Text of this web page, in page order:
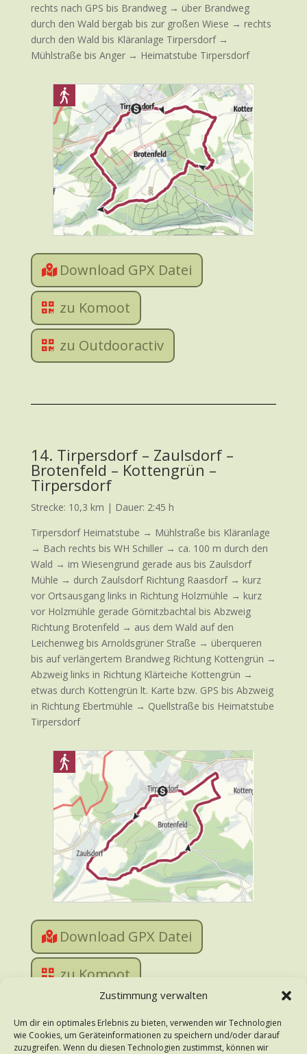
Zustimmung verwalten
Um dir ein optimales Erlebnis zu bieten, verwenden wir Technologien
wie Cookies, um Geräteinformationen zu speichern und/oder darauf
zuzugreifen. Wenn du diesen Technologien zustimmst, können wir
rechts nach GPS bis Brandweg → über Brandweg
durch den Wald bergab bis zur großen Wiese → rechts
durch den Wald bis Kläranlage Tirpersdorf →
Mühlstraße bis Anger → Heimatstube Tirpersdorf
Download GPX Datei
zu Komoot
zu Outdooractiv
14. Tirpersdorf – Zaulsdorf –
Brotenfeld – Kottengrün –
Tirpersdorf
Strecke: 10,3 km | Dauer: 2:45 h
Tirpersdorf Heimatstube → Mühlstraße bis Kläranlage
→ Bach rechts bis WH Schiller → ca. 100 m durch den
Wald → im Wiesengrund gerade aus bis Zaulsdorf
Mühle → durch Zaulsdorf Richtung Raasdorf → kurz
vor Ortsausgang links in Richtung Holzmühle → kurz
vor Holzmühle gerade Görnitzbachtal bis Abzweig
Richtung Brotenfeld → aus dem Wald auf den
Leichenweg bis Arnoldsgrüner Straße → überqueren
bis auf verlängertem Brandweg Richtung Kottengrün →
Abzweig links in Richtung Klärteiche Kottengrün →
etwas durch Kottengrün lt. Karte bzw. GPS bis Abzweig
in Richtung Ebertmühle → Quellstraße bis Heimatstube
Tirpersdorf
Download GPX Datei
zu Komoot